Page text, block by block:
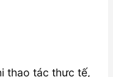
thao tác thực tế,